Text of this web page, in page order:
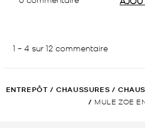
ENTREPÔT / CHAUSSURES /
/ MULE ZOE